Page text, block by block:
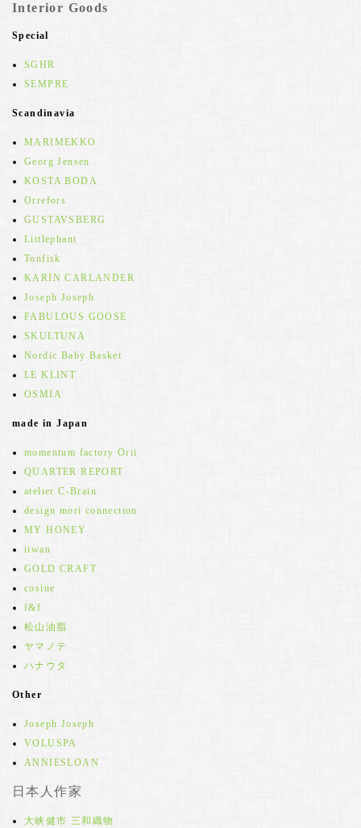
Interior Goods
Special
SGHR
SEMPRE
Scandinavia
MARIMEKKO
Georg Jensen
KOSTA BODA
Orrefors
GUSTAVSBERG
Littlephant
Tonfisk
KARIN CARLANDER
Joseph Joseph
FABULOUS GOOSE
SKULTUNA
Nordic Baby Basket
LE KLINT
OSMIA
made in Japan
momentum factory Orii
QUARTER REPORT
atelier C-Brain
design mori connection
MY HONEY
iiwan
GOLD CRAFT
cosine
f&f
松山油脂
ヤマノテ
ハナウタ
Other
Joseph Joseph
VOLUSPA
ANNIESLOAN
日本人作家
大峡健市 三和織物